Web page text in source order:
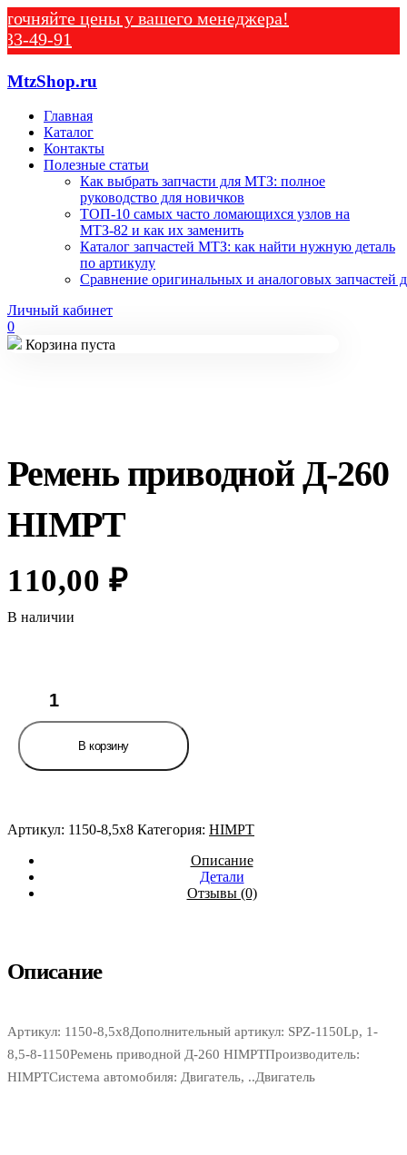
цены у вашего менеджера!
91
MtzShop.ru
Главная
Каталог
Контакты
Полезные статьи
Как выбрать запчасти для МТЗ: полное
руководство для новичков
ТОП-10 самых часто ломающихся узлов на
МТЗ-82 и как их заменить
Каталог запчастей МТЗ: как найти нужную деталь
по артикулу
Сравнение оригинальных и аналоговых
Личный кабинет
0
Корзина пуста
Ремень приводной Д-260
HIMPT
110,00₽
В наличии
Ремень
приводной
Д-260
HIMPT
В корзину
Артикул: 1150-8,5х8 Категория: HIMPT
Описание
Детали
Отзывы (0)
Описание
Артикул: 1150-8,5х8Дополнительный артикул: SPZ-1150Lp, 1-
8,5-8-1150Ремень приводной Д-260 HIMPTПроизводитель:
HIMPTСистема автомобиля: Двигатель, ..Двигатель